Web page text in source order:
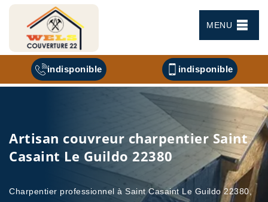
MENU
indisponible indisponible
Artisan couvreur charpentier Saint
Casaint Le Guildo 22380
Charpentier professionnel à Saint Casaint Le Guildo 22380,